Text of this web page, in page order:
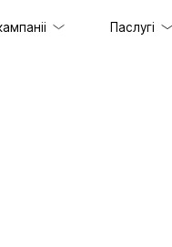
Паслугі